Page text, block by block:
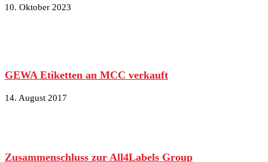
10. Oktober 2023
GEWA Etiketten an MCC verkauft
14. August 2017
Zusammenschluss zur All4Labels Group